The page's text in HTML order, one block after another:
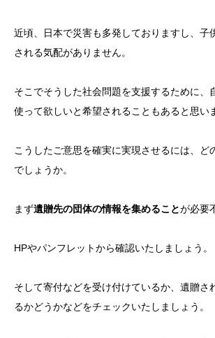
近頃、日本で災害も多発しておりますし、子
される気配がありません。
そこでそうした社会問題を支援するために、
使って欲しいと希望されることもあると思い
こうしたご意思を確実に実現させるには、ど
でしょうか。
まず遺贈先の団体の情報を集めることが必要
HPやパンフレットから確認いたしましょう。
そして寄付などを受け付けているか、遺贈さ
るかどうかなどをチェックいたしましょう。